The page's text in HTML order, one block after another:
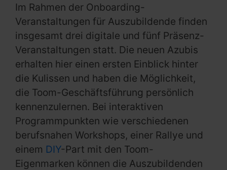
Im Rahmen der Onboarding-
Veranstaltungen für Auszubildende finden
insgesamt drei digitale und fünf Präsenz-
Veranstaltungen statt. Die neuen Azubis
erhalten hier einen ersten Einblick hinter
die Kulissen und haben die Möglichkeit,
die Toom-Geschäftsführung persönlich
kennenzulernen. Bei interaktiven
Programmpunkten wie verschiedenen
berufsnahen Workshops, einer Rallye und
einem DIY-Part mit den Toom-
Eigenmarken können die Auszubildenden